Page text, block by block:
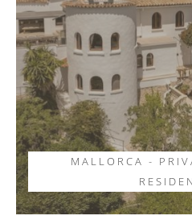
MALLORCA -